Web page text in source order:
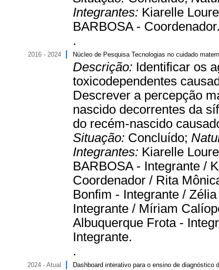
Integrantes: Kiarelle
BARBOSA -
.
2016 - 2024 Núcleo de Pesquisa Tecnologias no cuidado
Descrição: Identificar os
toxicodependentes
Descrever a percepção
nascido decorrentes da
do recém-nascido
Situação: Concluído;
Integrantes: Kiarelle
BARBOSA - Integrante /
Coordenador / Rita
Bonfim - Integrante /
Integrante / Míriam
Albuquerque Frota -
Integrante.
.
2024 - Atual Dashboard interativo para o ensino de diagnóstico